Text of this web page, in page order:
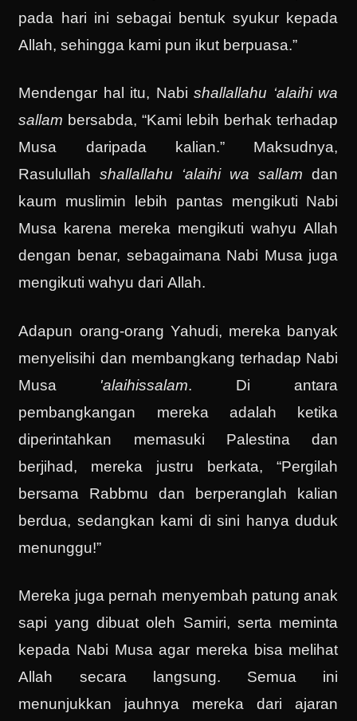
pada hari ini sebagai bentuk syukur kepada
Allah, sehingga kami pun ikut berpuasa.”
Mendengar hal itu, Nabishallallahu ‘alaihi wa
sallam bersabda, “Kami lebih berhak terhadap
Musa daripada kalian.” Maksudnya,
Rasulullahshallallahu ‘alaihi wa sallam dan
kaum muslimin lebih pantas mengikuti Nabi
Musa karena mereka mengikuti wahyu Allah
dengan benar, sebagaimana Nabi Musa juga
mengikuti wahyu dari Allah.
Adapun orang-orang Yahudi, mereka banyak
menyelisihi dan membangkang terhadap Nabi
Musa 'alaihissalam. Di antara
pembangkangan mereka adalah ketika
diperintahkan memasuki Palestina dan
berjihad, mereka justru berkata, “Pergilah
bersama Rabbmu dan berperanglah kalian
berdua, sedangkan kami di sini hanya duduk
menunggu!”
Mereka juga pernah menyembah patung anak
sapi yang dibuat oleh Samiri, serta meminta
kepada Nabi Musa agar mereka bisa melihat
Allah secara langsung. Semua ini
menunjukkan jauhnya mereka dari ajaran